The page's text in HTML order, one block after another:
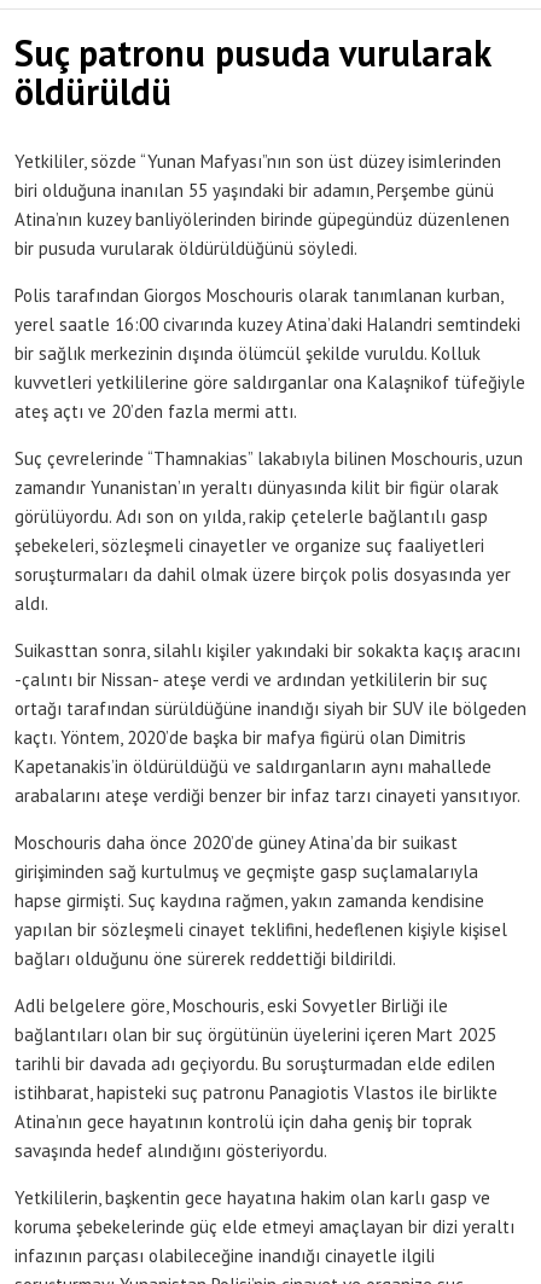
Suç patronu pusuda vurularak
öldürüldü
Yetkililer, sözde “Yunan Mafyası”nın son üst düzey isimlerinden
biri olduğuna inanılan 55 yaşındaki bir adamın, Perşembe günü
Atina’nın kuzey banliyölerinden birinde güpegündüz düzenlenen
bir pusuda vurularak öldürüldüğünü söyledi.
Polis tarafından Giorgos Moschouris olarak tanımlanan kurban,
yerel saatle 16:00 civarında kuzey Atina’daki Halandri semtindeki
bir sağlık merkezinin dışında ölümcül şekilde vuruldu. Kolluk
kuvvetleri yetkililerine göre saldırganlar ona Kalaşnikof tüfeğiyle
ateş açtı ve 20’den fazla mermi attı.
Suç çevrelerinde “Thamnakias” lakabıyla bilinen Moschouris, uzun
zamandır Yunanistan’ın yeraltı dünyasında kilit bir figür olarak
görülüyordu. Adı son on yılda, rakip çetelerle bağlantılı gasp
şebekeleri, sözleşmeli cinayetler ve organize suç faaliyetleri
soruşturmaları da dahil olmak üzere birçok polis dosyasında yer
aldı.
Suikasttan sonra, silahlı kişiler yakındaki bir sokakta kaçış aracını
-çalıntı bir Nissan- ateşe verdi ve ardından yetkililerin bir suç
ortağı tarafından sürüldüğüne inandığı siyah bir SUV ile bölgeden
kaçtı. Yöntem, 2020’de başka bir mafya figürü olan Dimitris
Kapetanakis’in öldürüldüğü ve saldırganların aynı mahallede
arabalarını ateşe verdiği benzer bir infaz tarzı cinayeti yansıtıyor.
Moschouris daha önce 2020’de güney Atina’da bir suikast
girişiminden sağ kurtulmuş ve geçmişte gasp suçlamalarıyla
hapse girmişti. Suç kaydına rağmen, yakın zamanda kendisine
yapılan bir sözleşmeli cinayet teklifini, hedeflenen kişiyle kişisel
bağları olduğunu öne sürerek reddettiği bildirildi.
Adli belgelere göre, Moschouris, eski Sovyetler Birliği ile
bağlantıları olan bir suç örgütünün üyelerini içeren Mart 2025
tarihli bir davada adı geçiyordu. Bu soruşturmadan elde edilen
istihbarat, hapisteki suç patronu Panagiotis Vlastos ile birlikte
Atina’nın gece hayatının kontrolü için daha geniş bir toprak
savaşında hedef alındığını gösteriyordu.
Yetkililerin, başkentin gece hayatına hakim olan karlı gasp ve
koruma şebekelerinde güç elde etmeyi amaçlayan bir dizi yeraltı
infazının parçası olabileceğine inandığı cinayetle ilgili